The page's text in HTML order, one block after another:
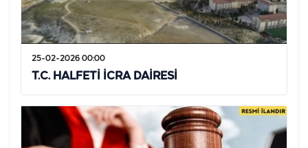
25-02-2026 00:00
T.C. HALFETİ İCRA DAİRESİ